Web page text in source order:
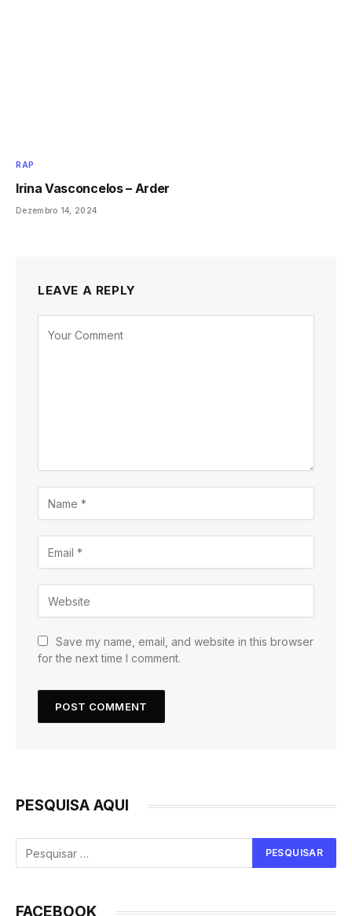
RAP
Irina Vasconcelos – Arder
Dezembro 14, 2024
LEAVE A REPLY
Save my name, email, and website in this browser
for the next time I comment.
PESQUISA AQUI
FACEBOOK